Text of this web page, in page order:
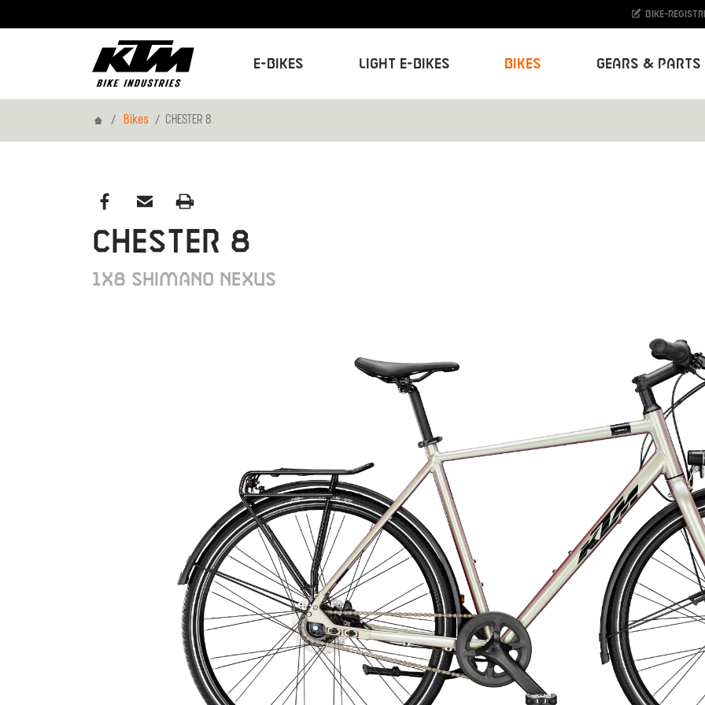
E-Bikes Light E-Bikes Bikes Gears & Parts
Bike-
HomeBikes CHESTER 8
CHESTER 8
1X8 SHIMANO NEXUS